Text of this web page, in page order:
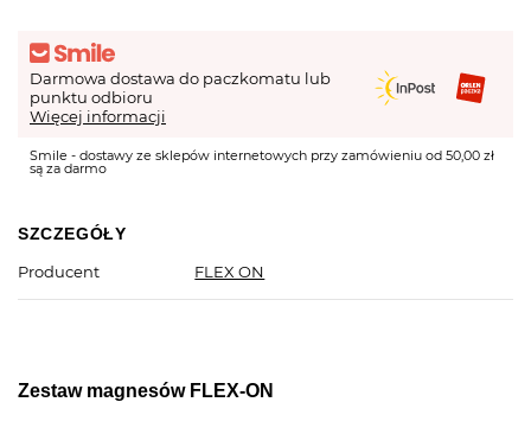
Darmowa dostawa do paczkomatu lub
punktu odbioru
Więcej informacji
Smile - dostawy ze sklepów internetowych przy zamówieniu od 50,00 zł
są za darmo
SZCZEGÓŁY
Producent
FLEX ON
Zestaw magnesów FLEX-ON